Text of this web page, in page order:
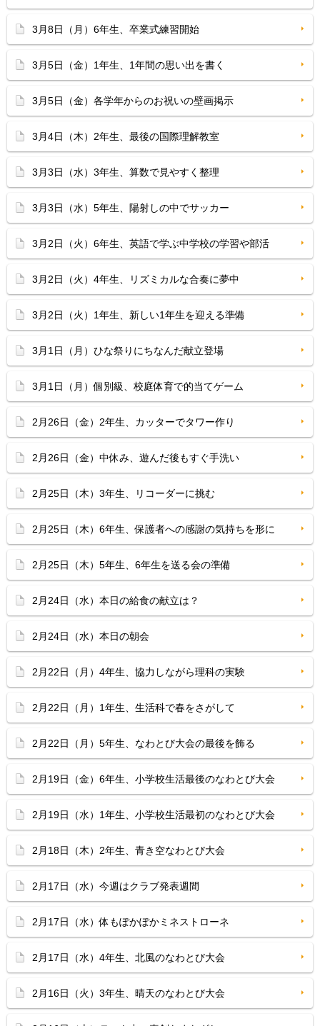
3月8日（月）6年生、卒業式練習開始
3月5日（金）1年生、1年間の思い出を書く
3月5日（金）各学年からのお祝いの壁画掲示
3月4日（木）2年生、最後の国際理解教室
3月3日（水）3年生、算数で見やすく整理
3月3日（水）5年生、陽射しの中でサッカー
3月2日（火）6年生、英語で学ぶ中学校の学習や部活
3月2日（火）4年生、リズミカルな合奏に夢中
3月2日（火）1年生、新しい1年生を迎える準備
3月1日（月）ひな祭りにちなんだ献立登場
3月1日（月）個別級、校庭体育で的当てゲーム
2月26日（金）2年生、カッターでタワー作り
2月26日（金）中休み、遊んだ後もすぐ手洗い
2月25日（木）3年生、リコーダーに挑む
2月25日（木）6年生、保護者への感謝の気持ちを形に
2月25日（木）5年生、6年生を送る会の準備
2月24日（水）本日の給食の献立は？
2月24日（水）本日の朝会
2月22日（月）4年生、協力しながら理科の実験
2月22日（月）1年生、生活科で春をさがして
2月22日（月）5年生、なわとび大会の最後を飾る
2月19日（金）6年生、小学校生活最後のなわとび大会
2月19日（水）1年生、小学校生活最初のなわとび大会
2月18日（木）2年生、青き空なわとび大会
2月17日（水）今週はクラブ発表週間
2月17日（水）体もぽかぽかミネストローネ
2月17日（水）4年生、北風のなわとび大会
2月16日（火）3年生、晴天のなわとび大会